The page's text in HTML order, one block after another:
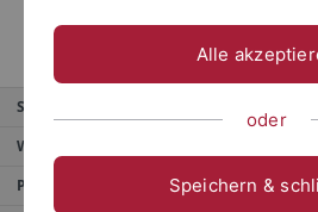
Service
Weitere Angebote
Portale
Alle
oder
Speichern &